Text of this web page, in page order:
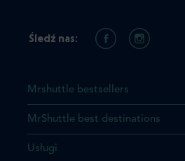
którego szukasz jest już
Mrshuttle bestsellers
MrShuttle best destinations
Usługi
Śledź nas: